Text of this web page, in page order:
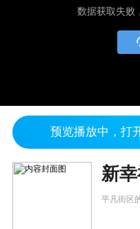
数据获取失败
预览播放中，打
新
平凡街区